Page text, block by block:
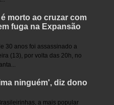
morto ao cruzar com
fuga na Expansão
30 anos foi assassinado a
(13), por volta das 20h, no
ninguém', diz dono
a mais popular